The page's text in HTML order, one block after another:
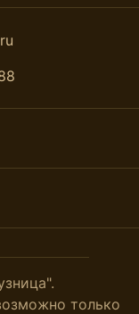
только